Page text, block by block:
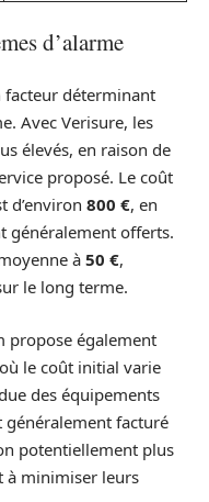
d’alarme
facteur déterminant
Avec Verisure, les
élevés, en raison de
proposé. Le coût
d’environ 800 €, en
généralement offerts.
à 50 €,
le long terme.
propose également
le coût initial varie
des équipements
généralement facturé
potentiellement plus
à minimiser leurs